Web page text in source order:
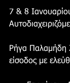
7 & 8
Ρήγα
είσοδος με